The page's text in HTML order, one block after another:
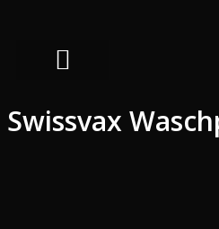
Swissvax